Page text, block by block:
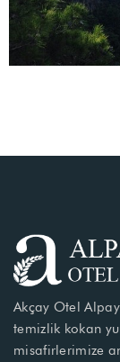
Akçay Otel
temizlik kokan
misafirlerimize